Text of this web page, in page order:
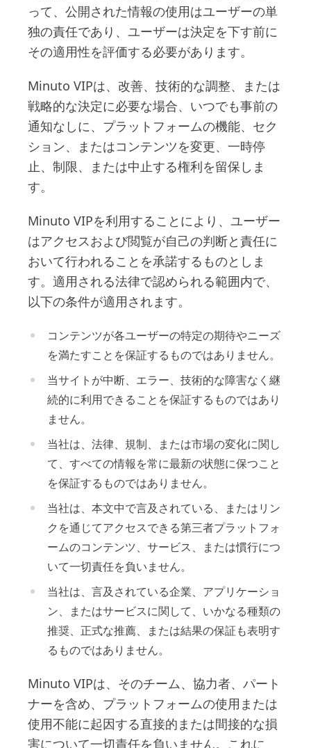
って、公開された情報の使用はユーザーの単
独の責任であり、ユーザーは決定を下す前に
その適用性を評価する必要があります。
Minuto VIPは、改善、技術的な調整、または
戦略的な決定に必要な場合、いつでも事前の
通知なしに、プラットフォームの機能、セク
ション、またはコンテンツを変更、一時停
止、制限、または中止する権利を留保しま
す。
Minuto VIPを利用することにより、ユーザー
はアクセスおよび閲覧が自己の判断と責任に
おいて行われることを承諾するものとしま
す。適用される法律で認められる範囲内で、
以下の条件が適用されます。
コンテンツが各ユーザーの特定の期待やニーズ
を満たすことを保証するものではありません。
当サイトが中断、エラー、技術的な障害なく継
続的に利用できることを保証するものではあり
ません。
当社は、法律、規制、または市場の変化に関し
て、すべての情報を常に最新の状態に保つこと
を保証するものではありません。
当社は、本文中で言及されている、またはリン
クを通じてアクセスできる第三者プラットフォ
ームのコンテンツ、サービス、または慣行につ
いて一切責任を負いません。
当社は、言及されている企業、アプリケーショ
ン、またはサービスに関して、いかなる種類の
推奨、正式な推薦、または結果の保証も表明す
るものではありません。
Minuto VIPは、そのチーム、協力者、パート
ナーを含め、プラットフォームの使用または
使用不能に起因する直接的または間接的な損
害について一切責任を負いません。これに